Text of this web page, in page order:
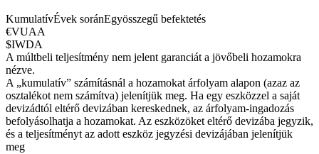
KumulatívÉvek soránEgyösszegű befektetés
€VUAA
$IWDA
A múltbeli teljesítmény nem jelent garanciát a jövőbeli hozamokra
nézve.
A „kumulatív” számításnál a hozamokat árfolyam alapon (azaz az
osztalékot nem számítva) jelenítjük meg. Ha egy eszközzel a saját
devizádtól eltérő devizában kereskednek, az árfolyam-ingadozás
befolyásolhatja a hozamokat. Az eszközöket eltérő devizába jegyzik,
és a teljesítményt az adott eszköz jegyzési devizájában jelenítjük
meg